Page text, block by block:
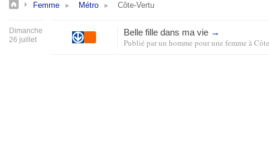
Femme Métro Côte-Vertu
Dimanche
26 juillet
Belle fille dans ma vie →
Publié parun homme pour une femme à